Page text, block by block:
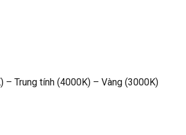
– Trung tính (4000K) – Vàng (3000K)